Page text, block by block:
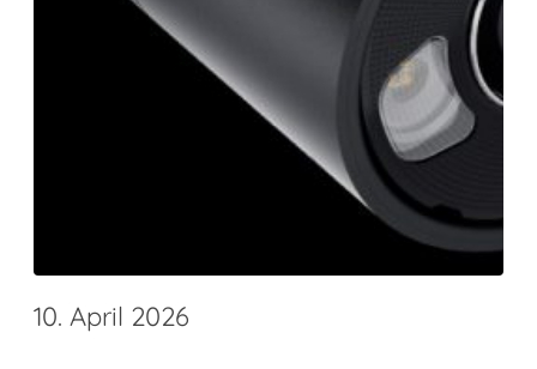
10. April 2026